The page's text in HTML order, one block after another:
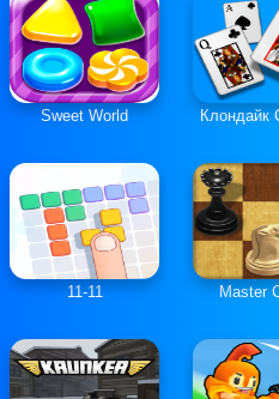
Sweet World Клондайк
11-11 Master